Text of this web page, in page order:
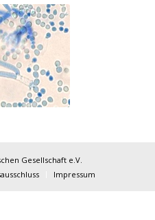
Gesellschaft e.V.
Impressum